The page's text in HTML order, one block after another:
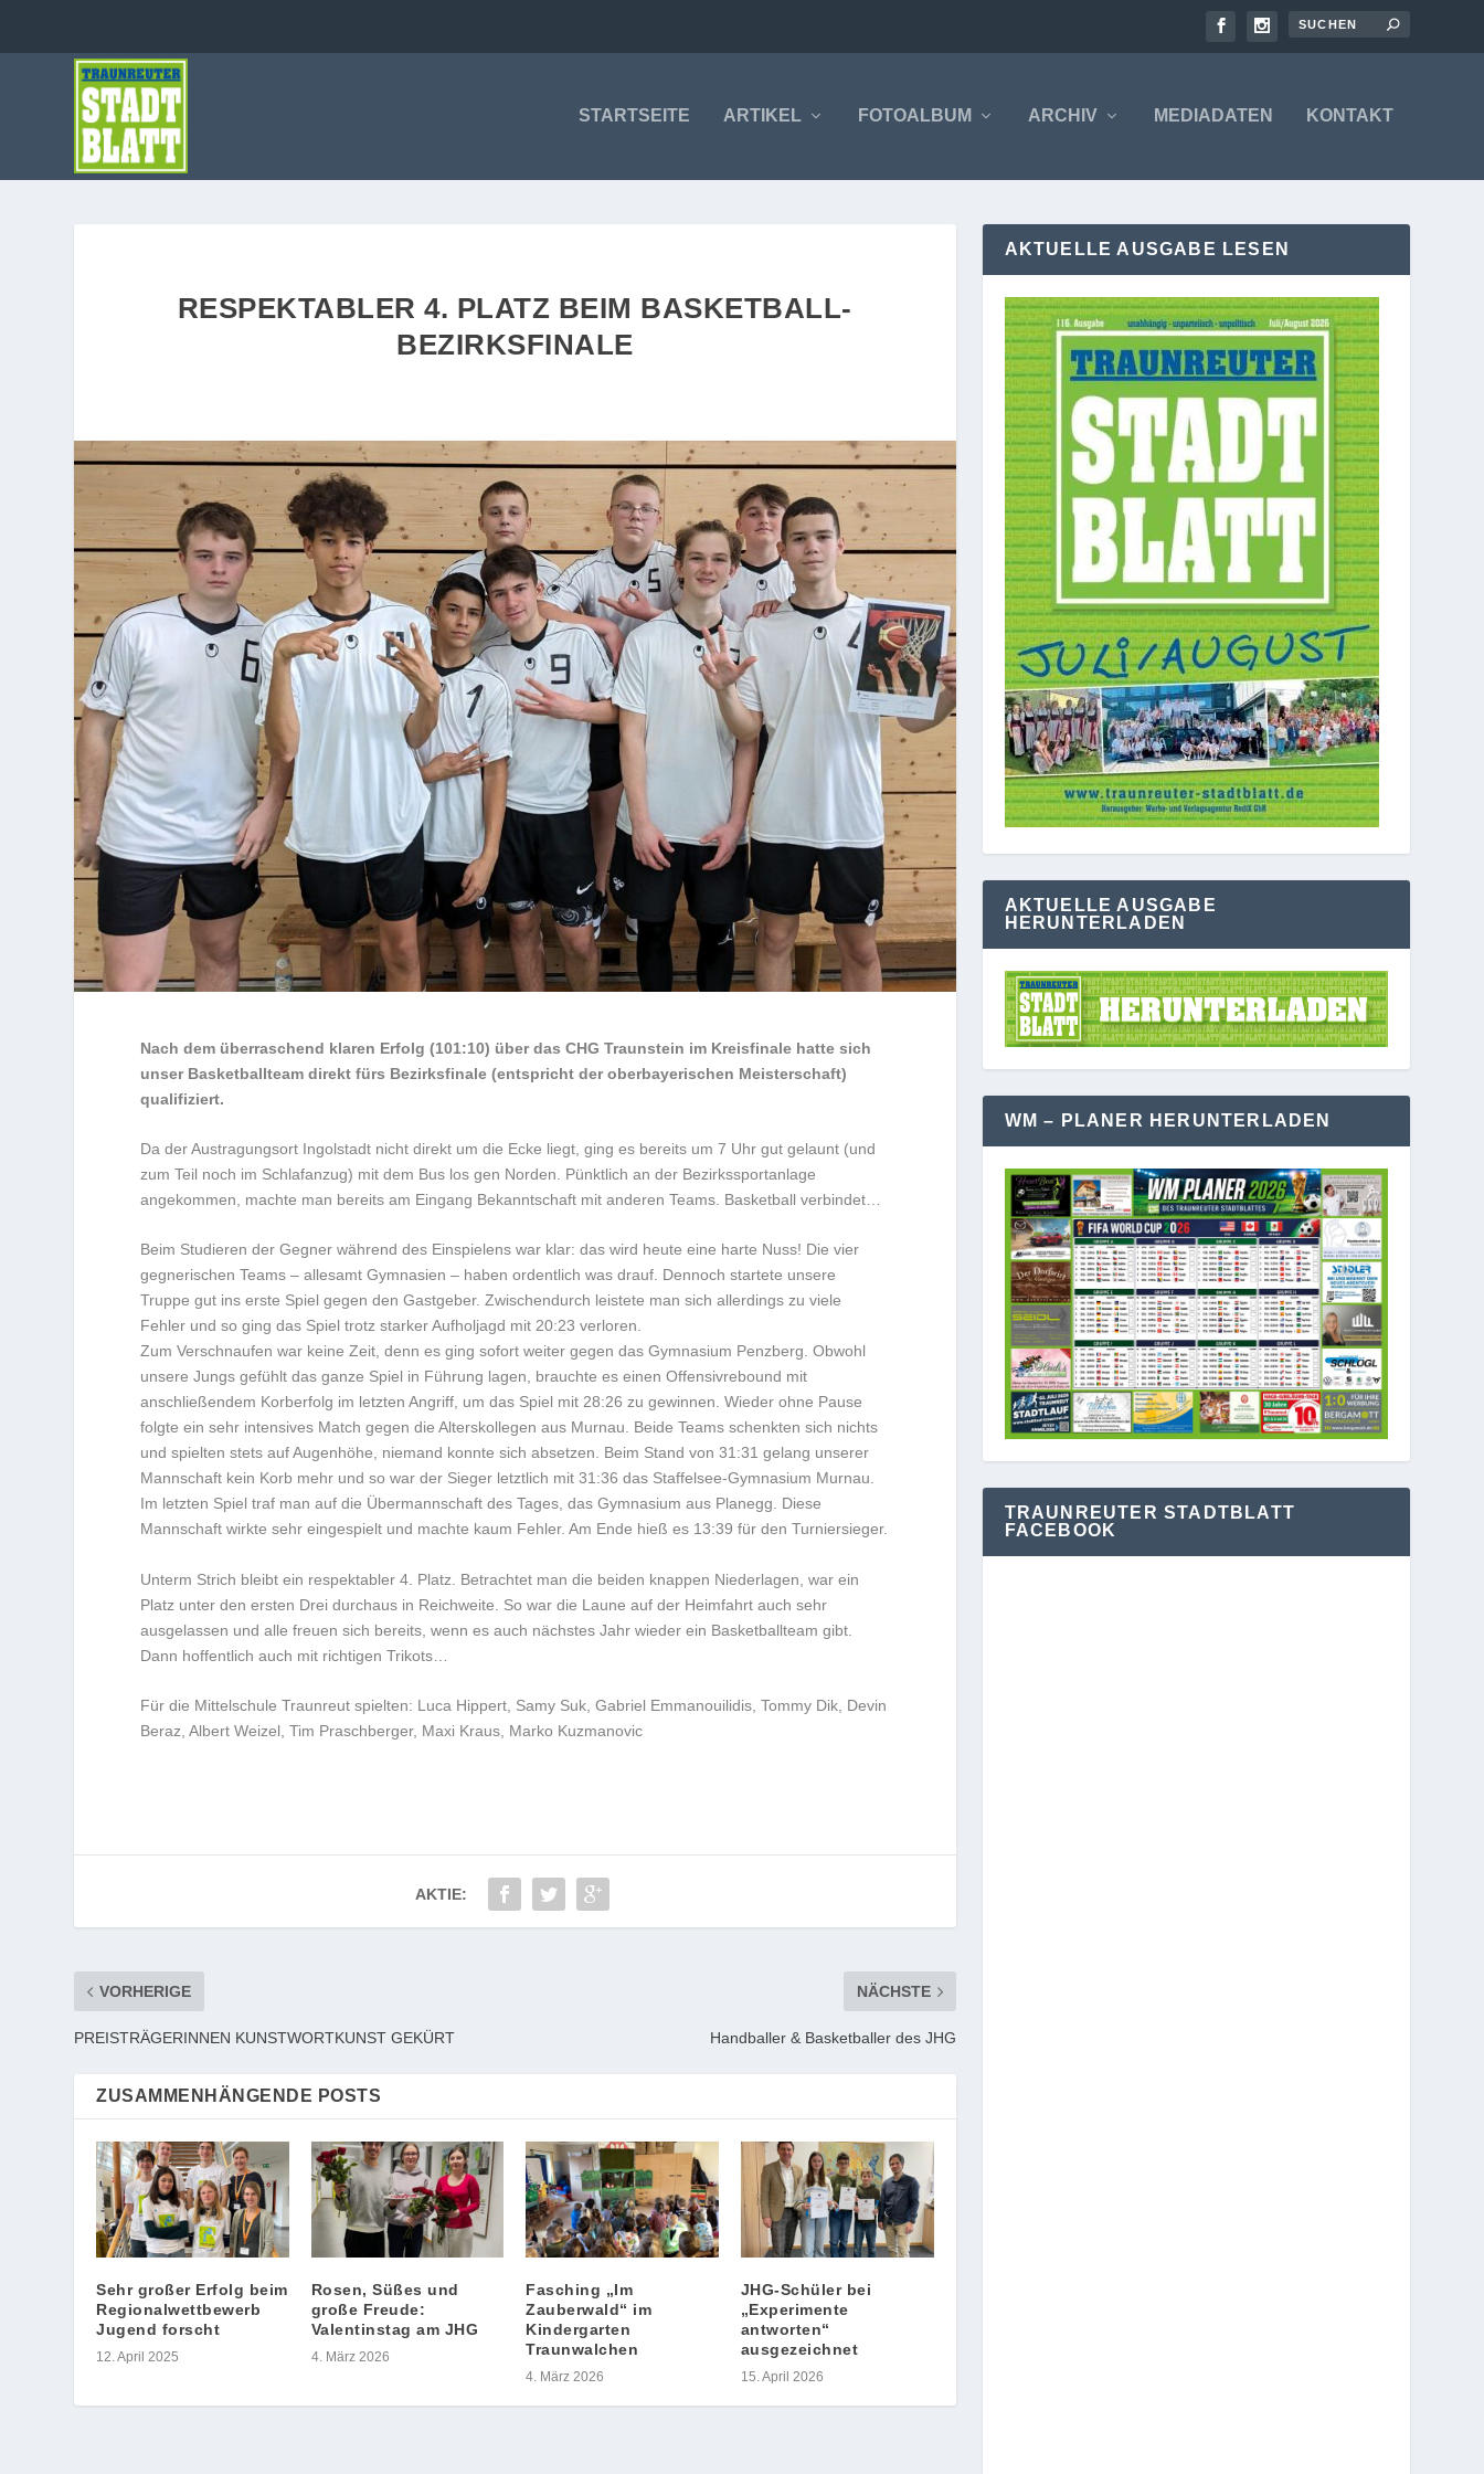
STARTSEITE ARTIKEL FOTOALBUM ARCHIV MEDIADATEN KONTAKT
RESPEKTABLER 4. PLATZ BEIM BASKETBALL-
BEZIRKSFINALE
Nach dem überraschend klaren Erfolg (101:10) über das CHG Traunstein im Kreisfinale hatte sich
unser Basketballteam direkt fürs Bezirksfinale (entspricht der oberbayerischen Meisterschaft)
qualifiziert.
Da der Austragungsort Ingolstadt nicht direkt um die Ecke liegt, ging es bereits um 7 Uhr gut gelaunt (und
zum Teil noch im Schlafanzug) mit dem Bus los gen Norden. Pünktlich an der Bezirkssportanlage
angekommen, machte man bereits am Eingang Bekanntschaft mit anderen Teams. Basketball verbindet…
Beim Studieren der Gegner während des Einspielens war klar: das wird heute eine harte Nuss! Die vier
gegnerischen Teams – allesamt Gymnasien – haben ordentlich was drauf. Dennoch startete unsere
Truppe gut ins erste Spiel gegen den Gastgeber. Zwischendurch leistete man sich allerdings zu viele
Fehler und so ging das Spiel trotz starker Aufholjagd mit 20:23 verloren.
Zum Verschnaufen war keine Zeit, denn es ging sofort weiter gegen das Gymnasium Penzberg. Obwohl
unsere Jungs gefühlt das ganze Spiel in Führung lagen, brauchte es einen Offensivrebound mit
anschließendem Korberfolg im letzten Angriff, um das Spiel mit 28:26 zu gewinnen. Wieder ohne Pause
folgte ein sehr intensives Match gegen die Alterskollegen aus Murnau. Beide Teams schenkten sich nichts
und spielten stets auf Augenhöhe, niemand konnte sich absetzen. Beim Stand von 31:31 gelang unserer
Mannschaft kein Korb mehr und so war der Sieger letztlich mit 31:36 das Staffelsee-Gymnasium Murnau.
Im letzten Spiel traf man auf die Übermannschaft des Tages, das Gymnasium aus Planegg. Diese
Mannschaft wirkte sehr eingespielt und machte kaum Fehler. Am Ende hieß es 13:39 für den Turniersieger.
Unterm Strich bleibt ein respektabler 4. Platz. Betrachtet man die beiden knappen Niederlagen, war ein
Platz unter den ersten Drei durchaus in Reichweite. So war die Laune auf der Heimfahrt auch sehr
ausgelassen und alle freuen sich bereits, wenn es auch nächstes Jahr wieder ein Basketballteam gibt.
Dann hoffentlich auch mit richtigen Trikots…
Für die Mittelschule Traunreut spielten: Luca Hippert, Samy Suk, Gabriel Emmanouilidis, Tommy Dik, Devin
Beraz, Albert Weizel, Tim Praschberger, Maxi Kraus, Marko Kuzmanovic
AKTIE:
VORHERIGE
PREISTRÄGERINNEN KUNSTWORTKUNST GEKÜRT
NÄCHSTE
Handballer & Basketballer des JHG
ZUSAMMENHÄNGENDE POSTS
Sehr großer Erfolg beim
Regionalwettbewerb
Jugend forscht
12. April 2025
Rosen, Süßes und
große Freude:
Valentinstag am JHG
4. März 2026
Fasching „Im
Zauberwald“ im
Kindergarten
Traunwalchen
4. März 2026
JHG-Schüler bei
„Experimente
antworten“
ausgezeichnet
15. April 2026
AKTUELLE AUSGABE LESEN
AKTUELLE AUSGABE
HERUNTERLADEN
WM – PLANER HERUNTERLADEN
TRAUNREUTER STADTBLATT
FACEBOOK